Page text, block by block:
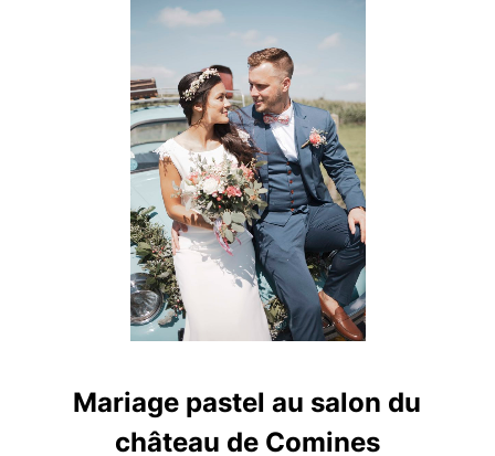
Mariage pastel au salon du
château de Comines